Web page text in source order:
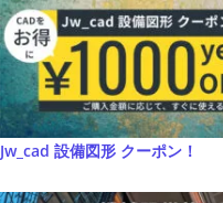
Jw_cad 設備図形 クーポン！